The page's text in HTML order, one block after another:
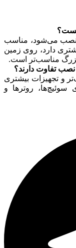
نصب می‌شود، مناسب
دارد، روی زمین
بزرگ مناسب‌تر است.
نصب تفاوت دارند؟
و تجهیزات بیشتری
سوئیچ‌ها، روترها و